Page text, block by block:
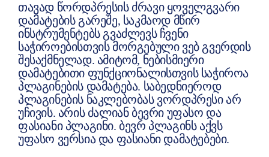
თავად წორდპრესის ძრავი ყოველგვარი
დამატების გარეშე, საკმაოდ მწირ
ინსტრუმენტებს გვაძლევს ჩვენი
საჭიროებისთვის მორგებული ვებ გვერდის
შესაქმნელად. ამიტომ, ნებისმიერი
დამატებითი ფუნქციონალისთვის საჭიროა
პლაგინების დამატება. საბედნიეროდ
პლაგინების ნაკლებობას ვორდპრესი არ
უჩივის. არის ძალიან ბევრი უფასო და
ფასიანი პლაგინი. ბევრ პლაგინს აქვს
უფასო ვერსია და ფასიანი დამატებები.